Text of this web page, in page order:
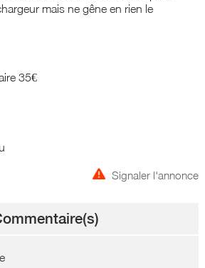
mais ne gêne en rien le
35€
Signaler l'annonce